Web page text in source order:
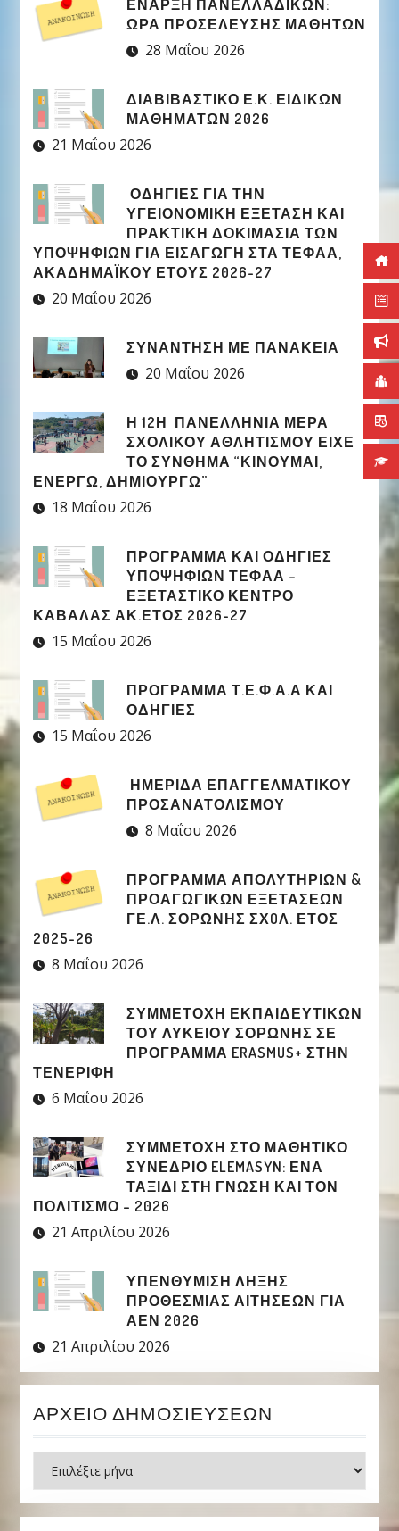
ΈΝΑΡΞΗ ΠΑΝΕΛΛΑΔΙΚΏΝ:
ΏΡΑ ΠΡΟΣΈΛΕΥΣΗΣ ΜΑΘΗΤΏΝ
28 Μαΐου 2026
ΔΙΑΒΙΒΑΣΤΙΚΟ Ε.Κ. ΕΙΔΙΚΩΝ
ΜΑΘΗΜΑΤΩΝ 2026
21 Μαΐου 2026
ΟΔΗΓΙΕΣ ΓΙΑ ΤΗΝ
ΥΓΕΙΟΝΟΜΙΚΗ ΕΞΕΤΑΣΗ ΚΑΙ
ΠΡΑΚΤΙΚΗ ΔΟΚΙΜΑΣΙΑ ΤΩΝ
ΥΠΟΨΗΦΙΩΝ ΓΙΑ ΕΙΣΑΓΩΓΗ ΣΤΑ ΤΕΦΑΑ,
ΑΚΑΔΗΜΑΪΚΟΥ ΕΤΟΥΣ 2026-27
20 Μαΐου 2026
ΣΥΝΑΝΤΗΣΗ ΜΕ ΠΑΝΑΚΕΙΑ
20 Μαΐου 2026
Η 12Η ΠΑΝΕΛΛΉΝΙΑ ΜΈΡΑ
ΣΧΟΛΙΚΟΎ ΑΘΛΗΤΙΣΜΟΎ ΕΊΧΕ
ΤΟ ΣΎΝΘΗΜΑ “ΚΙΝΟΎΜΑΙ,
ΕΝΕΡΓΏ, ΔΗΜΙΟΥΡΓΏ”
18 Μαΐου 2026
ΠΡΟΓΡΑΜΜΑ ΚΑΙ ΟΔΗΓΙΕΣ
ΥΠΟΨΗΦΙΩΝ ΤΕΦΑΑ –
ΕΞΕΤΑΣΤΙΚΟ ΚΕΝΤΡΟ
ΚΑΒΑΛΑΣ ΑΚ.ΕΤΟΣ 2026-27
15 Μαΐου 2026
ΠΡΟΓΡΑΜΜΑ Τ.Ε.Φ.Α.Α ΚΑΙ
ΟΔΗΓΙΕΣ
15 Μαΐου 2026
ΗΜΕΡΙΔΑ ΕΠΑΓΓΕΛΜΑΤΙΚΟΥ
ΠΡΟΣΑΝΑΤΟΛΙΣΜΟΥ
8 Μαΐου 2026
ΠΡΟΓΡΑΜΜΑ ΑΠΟΛΥΤΗΡΙΩΝ &
ΠΡΟΑΓΩΓΙΚΩΝ ΕΞΕΤΑΣΕΩΝ
ΓΕ.Λ. ΣΟΡΩΝΗΣ ΣΧOΛ. ΕΤΟΣ
2025-26
8 Μαΐου 2026
ΣΥΜΜΕΤΟΧΉ ΕΚΠΑΙΔΕΥΤΙΚΏΝ
ΤΟΥ ΛΥΚΕΊΟΥ ΣΟΡΩΝΉΣ ΣΕ
ΠΡΌΓΡΑΜΜΑ ERASMUS+ ΣΤΗΝ
ΤΕΝΕΡΊΦΗ
6 Μαΐου 2026
ΣΥΜΜΕΤΟΧΉ ΣΤΟ ΜΑΘΗΤΙΚΌ
ΣΥΝΈΔΡΙΟ ELEMASYN: ΈΝΑ
ΤΑΞΊΔΙ ΣΤΗ ΓΝΏΣΗ ΚΑΙ ΤΟΝ
ΠΟΛΙΤΙΣΜΌ – 2026
21 Απριλίου 2026
ΥΠΕΝΘΥΜΙΣΗ ΛΗΞΗΣ
ΠΡΟΘΕΣΜΙΑΣ ΑΙΤΗΣΕΩΝ ΓΙΑ
ΑΕΝ 2026
21 Απριλίου 2026
ΑΡΧΕΊΟ ΔΗΜΟΣΙΕΎΣΕΩΝ
Ιστορικό